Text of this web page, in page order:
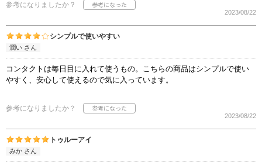
参考になりましたか？
2023/08/22
シンプルで使いやすい
潤い さん
コンタクトは毎日目に入れて使うもの。こちらの商品はシンプルで使い
やすく、安心して使えるので気に入っています。
参考になりましたか？
2023/08/22
トゥルーアイ
みか さん